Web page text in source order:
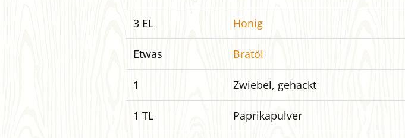
3 EL Honig
Etwas Bratöl
1 Zwiebel, gehackt
1 TL Paprikapulver